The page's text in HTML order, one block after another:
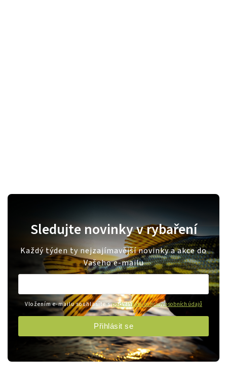
Sledujte novinky v rybaření
Každý týden ty nejzajímavější novinky a akce do
Vašeho e-mailu
Vložením e-mailu souhlasíte spodmínkami ochrany osobních údajů
Přihlásit se